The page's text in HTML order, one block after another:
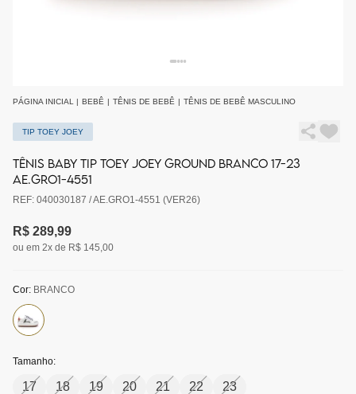
PÁGINA INICIAL | BEBÊ | TÊNIS DE BEBÊ | TÊNIS DE BEBÊ MASCULINO
TIP TOEY JOEY
TÊNIS BABY TIP TOEY JOEY GROUND BRANCO 17-23
AE.GRO1-4551
REF: 040030187 / AE.GRO1-4551 (VER26)
R$ 289,99
ou em 2x de R$ 145,00
Cor: BRANCO
Tamanho:
17 18 19 20 21 22 23